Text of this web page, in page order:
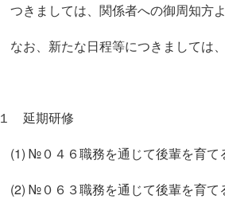
つきましては、関係者への御周知方
なお、新たな日程等につきましては
１ 延期研修
(1) №０４６職務を通じて後輩を育
(2) №０６３職務を通じて後輩を育